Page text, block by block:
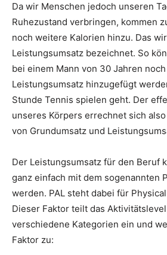
Da wir Menschen jedoch unseren
Ruhezustand verbringen, kommen
noch weitere Kalorien hinzu. Das
Leistungsumsatz bezeichnet. So
bei einem Mann von 30 Jahren
Leistungsumsatz hinzugefügt
Stunde Tennis spielen geht. Der
unseres Körpers errechnet sich
von Grundumsatz und
Der Leistungsumsatz für den Beruf
ganz einfach mit dem sogenannten
werden. PAL steht dabei für
Dieser Faktor teilt das
verschiedene Kategorien ein und
Faktor zu: